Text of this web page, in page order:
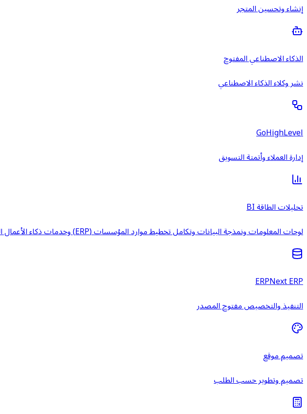
إنشاء وتحسين المتجر
الذكاء الاصطناعي المفتوح
نشر وكلاء الذكاء الاصطناعي
GoHighLevel
إدارة العملاء وأتمتة التسويق
تحليلات الطاقة BI
لوحات المعلومات ونمذجة البيانات وتكامل تخطيط موارد المؤسسات (ERP) وخدمات ذكاء الأعمال المُدارة.
ERPNext ERP
التنفيذ والتخصيص مفتوح المصدر
تصميم موقع
تصميم وتطوير حسب الطلب